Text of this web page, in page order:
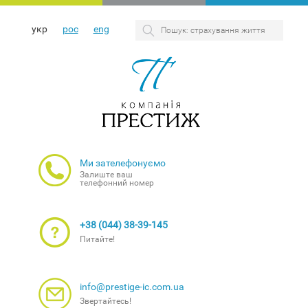
укр рос eng
Ми зателефонуємо
Залиште ваш
телефонний номер
+38 (044) 38-39-145
Питайте!
info@prestige-ic.com.ua
Звертайтесь!